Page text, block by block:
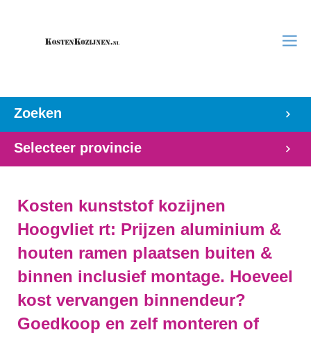
Zoeken
Selecteer provincie
Kosten kunststof kozijnen
Hoogvliet rt: Prijzen aluminium &
houten ramen plaatsen buiten &
binnen inclusief montage. Hoeveel
kost vervangen binnendeur?
Goedkoop en zelf monteren of